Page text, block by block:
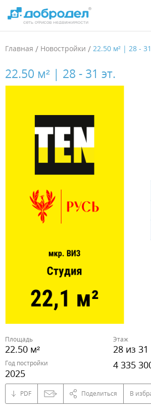
Главная / Новостройки / 22.50 м² | 28 -
22.50 м² | 28 - 31 эт.
Площадь
22.50 м²
Этаж
28 из 31
Год постройки
2025
4 335
PDF Поделиться В